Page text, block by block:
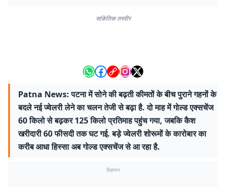
सांकेतिक तस्वीर
Patna News: पटना में सोने की बढ़ती कीमतों के बीच पुराने गहनों के
बदले नई ज्वेलरी लेने का चलन तेजी से बढ़ा है. दो माह में गोल्ड एक्सचेंज
60 किलो से बढ़कर 125 किलो प्रतिमाह पहुंच गया, जबकि कैश
खरीदारी 60 फीसदी तक घट गई. बड़े ज्वेलरी शोरूमों के कारोबार का
करीब आधा हिस्सा अब गोल्ड एक्सचेंज से आ रहा है.
विज्ञापन